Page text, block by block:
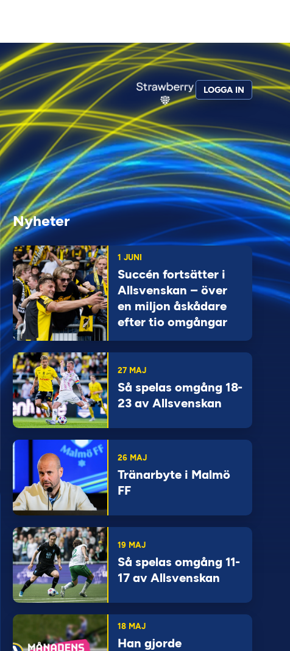
LOGGA IN
Nyheter
1 JUNI
Succén fortsätter i
Allsvenskan – över
en miljon åskådare
efter tio omgångar
27 MAJ
Så spelas omgång 18-
23 av Allsvenskan
26 MAJ
Tränarbyte i Malmö
FF
19 MAJ
Så spelas omgång 11-
17 av Allsvenskan
18 MAJ
Han gjorde